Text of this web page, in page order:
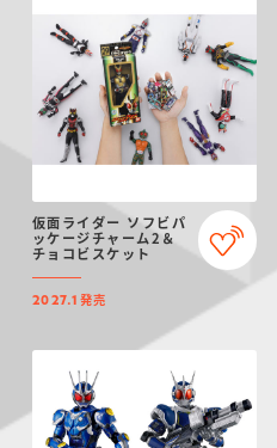
仮面ライダー ソフビパ
ッケージチャーム2＆
チョコビスケット
2027.1 発売